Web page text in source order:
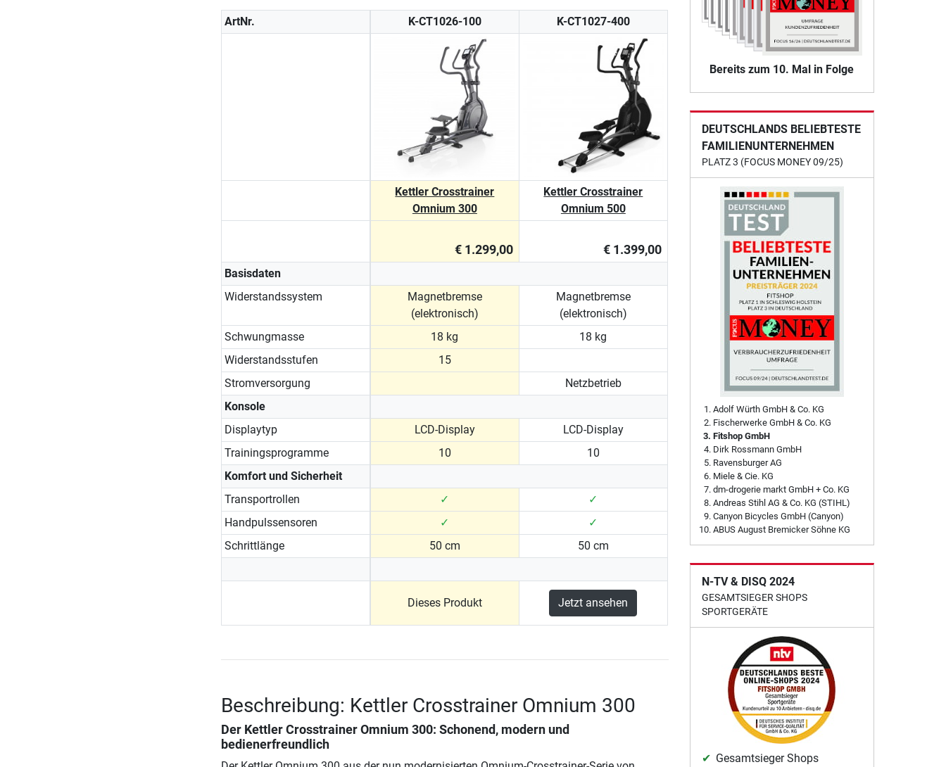
ArtNr. K-CT1026-100 K-CT1027-400
Kettler Crosstrainer
Omnium 300
Kettler Crosstrainer
Omnium 500
€ 1.299,00 € 1.399,00
Basisdaten
Widerstandssystem
Magnetbremse
(elektronisch)
Magnetbremse
(elektronisch)
Schwungmasse
18 kg
18 kg
Widerstandsstufen
15
Stromversorgung
Netzbetrieb
Konsole
Displaytyp
LCD-Display
LCD-Display
Trainingsprogramme
10
10
Komfort und Sicherheit
Transportrollen
✓
✓
Handpulssensoren
✓
✓
Schrittlänge
50 cm 50 cm
Dieses Produkt Jetzt ansehen
Beschreibung: Kettler Crosstrainer Omnium 300
Der Kettler Crosstrainer Omnium 300: Schonend, modern und
bedienerfreundlich
Bereits zum 10. Mal in Folge
DEUTSCHLANDS BELIEBTESTE
FAMILIENUNTERNEHMEN
PLATZ 3 (FOCUS MONEY 09/25)
Adolf Würth GmbH & Co. KG
Fischerwerke GmbH & Co. KG
Fitshop GmbH
Dirk Rossmann GmbH
Ravensburger AG
Miele & Cie. KG
dm-drogerie markt GmbH + Co. KG
Andreas Stihl AG & Co. KG (STIHL)
Canyon Bicycles GmbH (Canyon)
ABUS August Bremicker Söhne KG
N-TV & DISQ 2024
GESAMTSIEGER SHOPS
SPORTGERÄTE
Gesamtsieger Shops